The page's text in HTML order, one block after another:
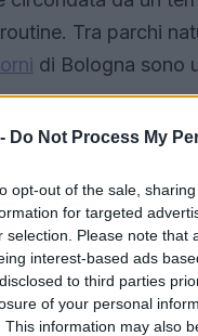
Do Not Process My
opt-out of the sale,
for targeted
selection. Please note
interest-based ads
to third parties
of your personal
This information may also
Tra parchi
di Bologna sono